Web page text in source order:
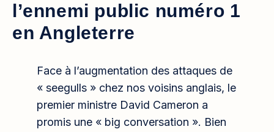
l’ennemi public numéro 1
en Angleterre
Face à l’augmentation des attaques de
« seegulls » chez nos voisins anglais, le
premier ministre David Cameron a
promis une « big conversation ». Bien